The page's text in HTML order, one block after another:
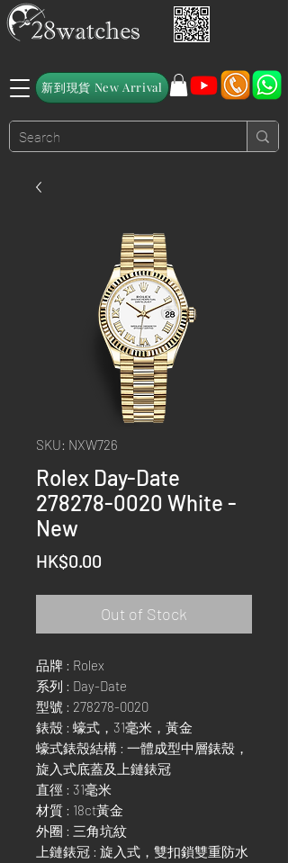
新到現貨 New Arrival
SKU: NXW726
Rolex Day-Date
278278-0020 White -
New
HK$0.00
Out of Stock
品牌 : Rolex
系列 : Day-Date
型號 : 278278-0020
錶殼 : 蠔式，31毫米，黃金
蠔式錶殼結構 : 一體成型中層錶殼，
旋入式底蓋及上鏈錶冠
直徑 : 31毫米
材質 : 18ct黃金
外圈 : 三角坑紋
上鏈錶冠 : 旋入式，雙扣鎖雙重防水